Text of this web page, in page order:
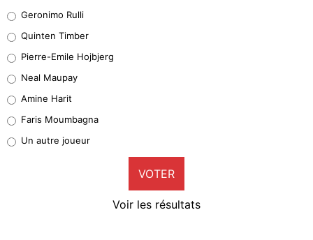
32%
5%
1%
9%
Geronimo Rulli
Quinten Timber
Pierre-Emile Hojbjerg
Neal Maupay
Amine Harit
Faris Moumbagna
Un autre joueur
VOTER
Voir les résultats